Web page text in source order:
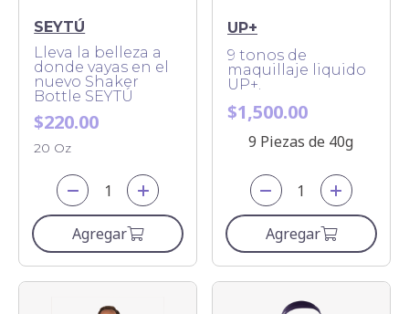
SEYTÚ
Lleva la belleza a
donde vayas en el
nuevo Shaker
Bottle SEYTÚ
$220.00
20 Oz
Agregar
UP+
9 tonos de
maquillaje liquido
UP+.
$1,500.00
9 Piezas de 40g
Agregar